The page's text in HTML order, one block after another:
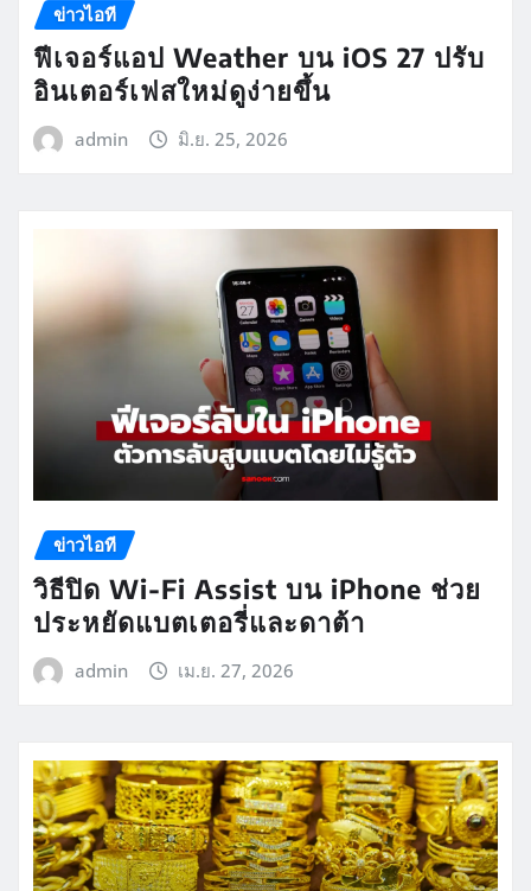
ข่าวไอที
ฟีเจอร์แอป Weather บน iOS 27 ปรับ
อินเตอร์เฟสใหม่ดูง่ายขึ้น
admin มิ.ย. 25, 2026
ข่าวไอที
วิธีปิด Wi-Fi Assist บน iPhone ช่วย
ประหยัดแบตเตอรี่และดาต้า
admin เม.ย. 27, 2026